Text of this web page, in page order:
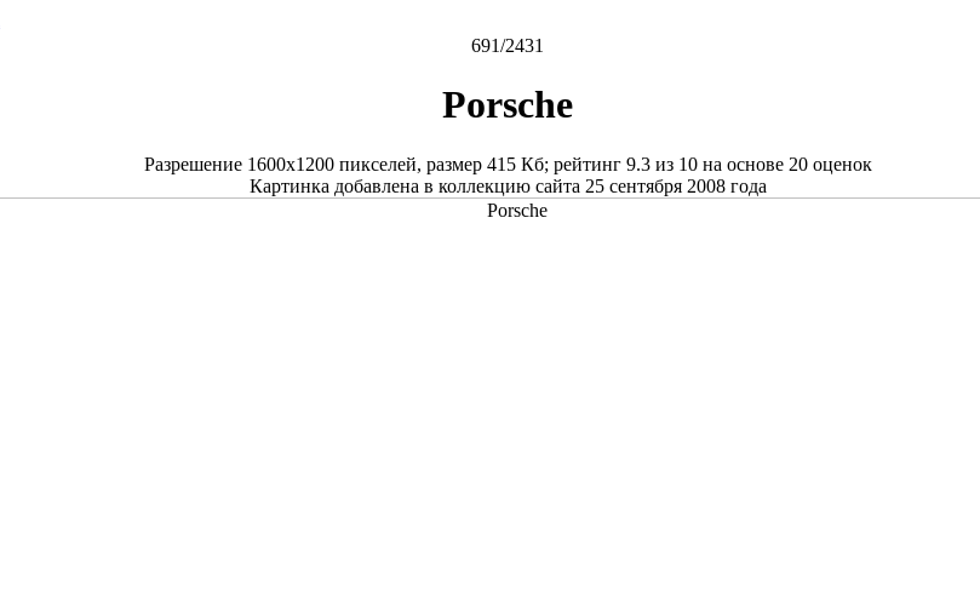
691/2431
Porsche
Разрешение 1600x1200пикселей, размер 415 Кб; рейтинг 9.3из 10на основе 20оценок
Картинка добавлена в коллекцию сайта 25 сентября 2008 года